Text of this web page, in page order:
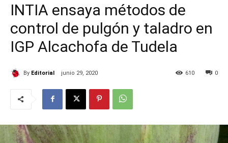
INTIA ensaya métodos de
control de pulgón y taladro en
IGP Alcachofa de Tudela
By Editorial junio 29, 2020 0
610